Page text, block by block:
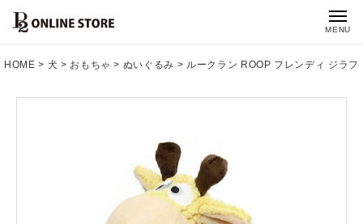
MENU
HOME 犬 おもちゃ ぬいぐるみ ルークラン ROOP フレンディ ジラフ